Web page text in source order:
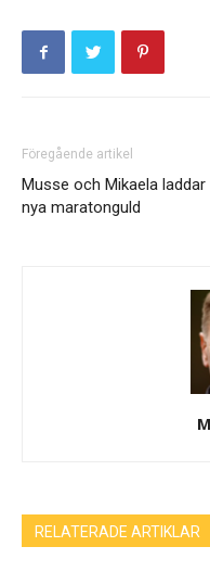
Föregående artikel
Musse och Mikaela
nya maratonguld
RELATERADE ARTIKLAR